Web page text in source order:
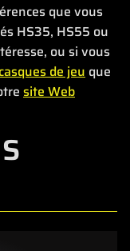
que vous
HS35, HS55 ou
ou si vous
casques de jeu que
site Web